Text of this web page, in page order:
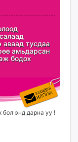
С.Амарсайхан:
хөрөнгийг
сайн
зориулах
хэд хэдэн эрх
авна
байгаа
байна. Үнэ
хангамж дээр
аваад тусдаа
амьдарсан
бодох
бол энд дарна уу !